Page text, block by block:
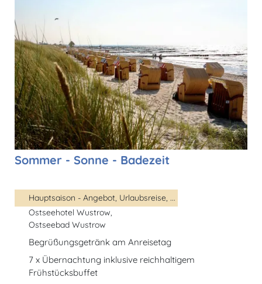
Sommer - Sonne - Badezeit
Hauptsaison - Angebot, Urlaubsreise, ...
Ostseehotel Wustrow,
Ostseebad Wustrow
Begrüßungsgetränk am Anreisetag
7 x Übernachtung inklusive reichhaltigem
Frühstücksbuffet